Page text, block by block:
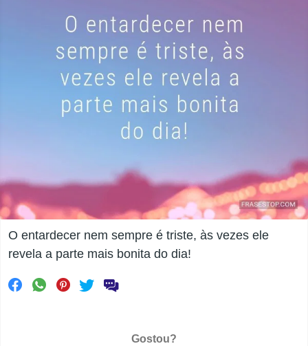
O entardecer nem sempre é triste, às vezes ele
revela a parte mais bonita do dia!
Gostou?